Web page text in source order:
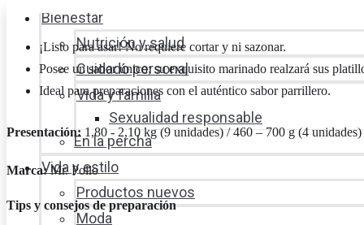
Bienestar
Nutrición y salud
Cuidado personal
Vida y familia
Sexualidad responsable
En la percha
Vida y estilo
Productos nuevos
Moda
¡Listo para asar! No requiere cortar y ni sazonar.
Posee un sabor único; su exquisito marinado realzará sus
Ideal para preparaciones con el auténtico sabor parrillero.
Presentación:1,80 - 2,10 kg (9 unidades) / 460 – 700 g (4 unidades)
Marca: Mr. Pollo
Tips y consejos de preparación